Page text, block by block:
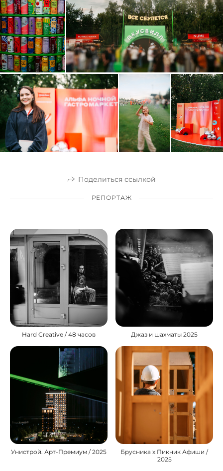
Поделиться ссылкой
РЕПОРТАЖ
Hard Creative / 48 часов Джаз и шахматы 2025
Унистрой. Арт-Премиум / 2025
Брусника х Пикник Афиши /
2025